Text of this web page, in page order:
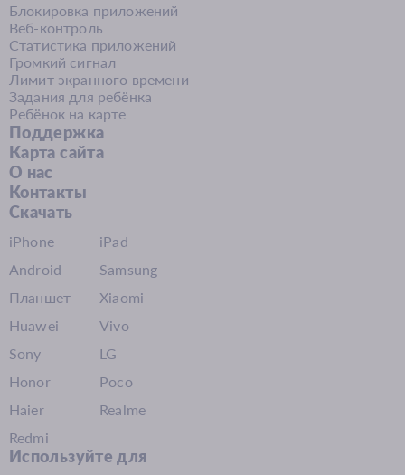
Блокировка приложений
Веб-контроль
Статистика приложений
Громкий сигнал
Лимит экранного времени
Задания для ребёнка
Ребёнок на карте
Поддержка
Карта сайта
О нас
Контакты
Скачать
iPhone
iPad
Android
Samsung
Планшет
Xiaomi
Huawei
Vivo
Sony
LG
Honor
Poco
Haier
Realme
Redmi
Используйте для